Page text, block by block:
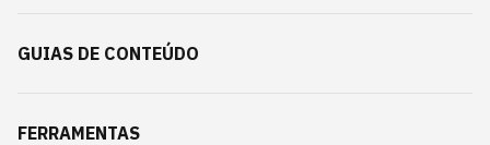
GUIAS DE CONTEÚDO
FERRAMENTAS